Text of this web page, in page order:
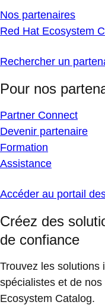
Nos partenaires
Red Hat Ecosystem
Rechercher un
Pour nos
Partner Connect
Devenir partenaire
Formation
Assistance
Accéder au portail
Créez des
de confiance
Trouvez les solutions
spécialistes et de
Ecosystem Catalog.